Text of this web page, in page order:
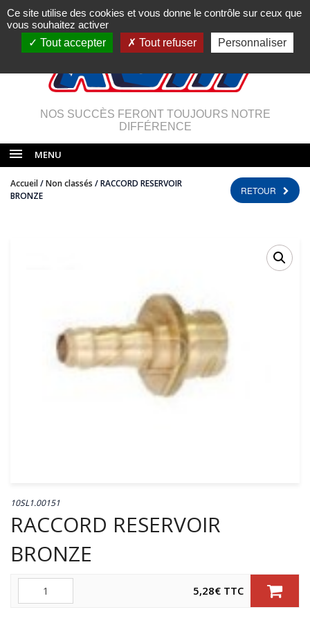
NOS SUCCÈS FERONT TOUJOURS NOTRE
DIFFÉRENCE
MENU
Accueil/Non classés / RACCORD RESERVOIR
BRONZE
RETOUR
10SL1.00151
RACCORD RESERVOIR
BRONZE
Quantité 5,28€ TTC
Ce site utilise des cookies et vous donne le contrôle sur ceux que
vous souhaitez activer
Tout accepter
Tout refuser Personnaliser